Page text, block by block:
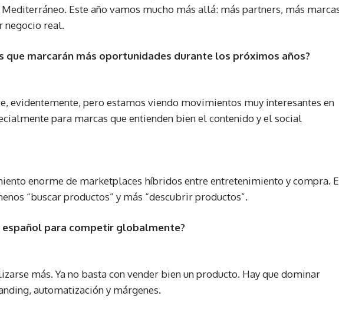
Este año vamos mucho más allá: más partners, más
negocio real.
que marcarán más oportunidades durante los próximos años?
evidentemente, pero estamos viendo movimientos muy interesantes en
para marcas que entienden bien el contenido y el social
enorme de marketplaces híbridos entre entretenimiento y compra.
“buscar productos” y más “descubrir productos”.
para competir globalmente?
más. Ya no basta con vender bien un producto. Hay que dominar
automatización y márgenes.